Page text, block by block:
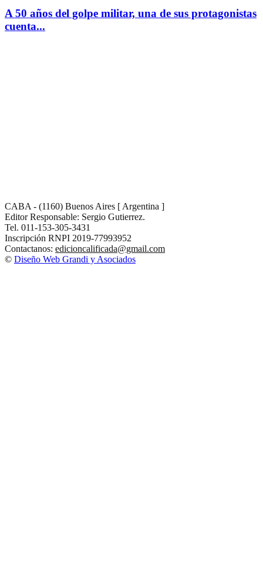
A 50 años del golpe militar, una de sus protagonistas
cuenta...
CABA - (1160) Buenos Aires [ Argentina ]
Editor Responsable: Sergio Gutierrez.
Tel. 011-153-305-3431
Inscripción RNPI 2019-77993952
Contactanos: edicioncalificada@gmail.com
© Diseño Web Grandi y Asociados